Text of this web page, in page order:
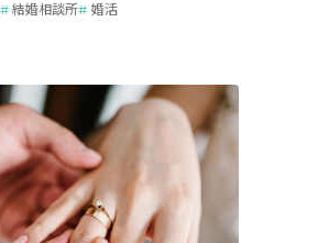
結婚相談所 婚活